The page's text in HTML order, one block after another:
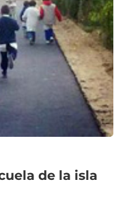
de la isla